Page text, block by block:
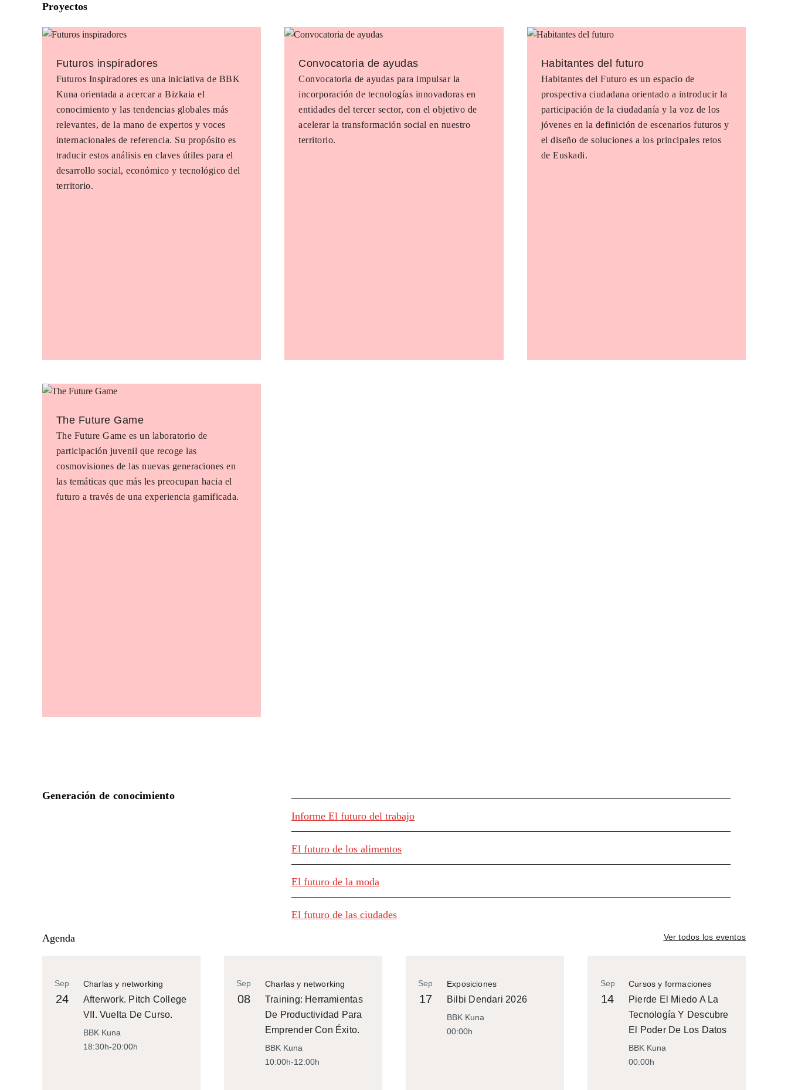
Proyectos
Futuros inspiradores
Futuros Inspiradores es una iniciativa de BBK
Kuna orientada a acercar a Bizkaia el
conocimiento y las tendencias globales más
relevantes, de la mano de expertos y voces
internacionales de referencia. Su propósito es
traducir estos análisis en claves útiles para el
desarrollo social, económico y tecnológico del
territorio.
Convocatoria de ayudas
Convocatoria de ayudas para impulsar la
incorporación de tecnologías innovadoras en
entidades del tercer sector, con el objetivo de
acelerar la transformación social en nuestro
territorio.
Habitantes del futuro
Habitantes del Futuro es un espacio de
prospectiva ciudadana orientado a introducir la
participación de la ciudadanía y la voz de los
jóvenes en la definición de escenarios futuros y
el diseño de soluciones a los principales retos
de Euskadi.
The Future Game
The Future Game es un laboratorio de
participación juvenil que recoge las
cosmovisiones de las nuevas generaciones en
las temáticas que más les preocupan hacia el
futuro a través de una experiencia gamificada.
Generación de conocimiento
Informe El futuro del trabajo
El futuro de los alimentos
El futuro de la moda
El futuro de las ciudades
Agenda Ver todos los eventos
Charlas y networking
Sep
24
Afterwork. Pitch College
VII. Vuelta De Curso.
BBK Kuna
18:30h-20:00h
Charlas y networking
Sep
08
Training: Herramientas
De Productividad Para
Emprender Con Éxito.
BBK Kuna
10:00h-12:00h
Exposiciones
Sep
17 Bilbi Dendari 2026
BBK Kuna
00:00h
Cursos y formaciones
Sep
14
Pierde El Miedo A La
Tecnología Y Descubre
El Poder De Los Datos
BBK Kuna
00:00h